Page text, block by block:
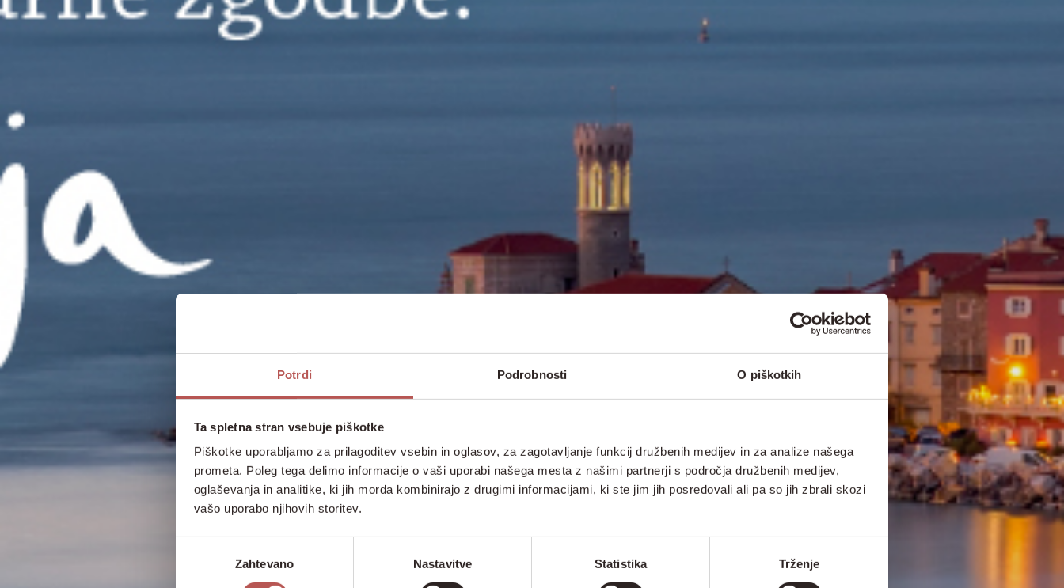
Potrdi Podrobnosti O piškotkih
Ta spletna stran vsebuje piškotke
Piškotke uporabljamo za prilagoditev vsebin in oglasov, za zagotavljanje funkcij družbenih medijev in za analize našega
prometa. Poleg tega delimo informacije o vaši uporabi našega mesta z našimi partnerji s področja družbenih medijev,
oglaševanja in analitike, ki jih morda kombinirajo z drugimi informacijami, ki ste jim jih posredovali ali pa so jih zbrali skozi
vašo uporabo njihovih storitev.
Zahtevano Nastavitve Statistika Trženje